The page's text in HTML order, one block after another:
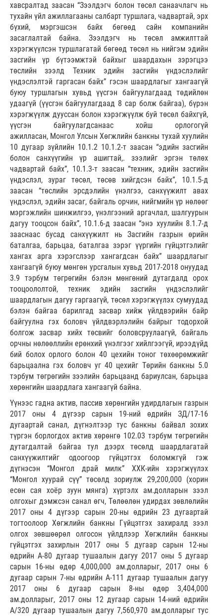
хавсралтад заасан “Зээлдэгч болон төсөл санаачлагч нь
тухайн үйл ажиллагааны салбарт туршлага, чадвартай, эрх
бүхий, мэргэшсэн байх бөгөөд сайн компанийн
засаглалтай байна. Зээлдэгч нь төсөл амжилттай
хэрэгжүүлсэн туршлагатай бөгөөд төсөл нь нийгэм эдийн
засгийн үр бүтээмжтэй байхыг шаардахын зэрэгцээ
төслийн зээлд Техник эдийн засгийн үндэслэлийг
үндэслэлтэй гаргасан байх” гэсэн шаардлагыг хангаагүй
буюу туршлагын хувьд үүсгэн байгуулагдаад төдийлөн
удаагүй (үүсгэн байгуулагдаад 8 сар болж байгаа), бүрэн
хэрэгжүүлж дууссан болон хэрэгжүүлж буй төсөл байхгүй,
үүсгэн байгуулагдсанаас хойш орлогогүй
ажилласан, Монгол Улсын Хөгжлийн банкны тухай хуулийн
10 дугаар зүйлийн 10.1.2 10.1.2-т заасан “эдийн засгийн
болон санхүүгийн үр ашигтай,. зээлийг эргэн төлөх
чадвартай байх”, 10.1.3-т заасан “техник, эдийн засгийн
үндэслэл, зураг төсөл, төсөв хийгдсэн байх”, 10.1.5-д
заасан “төслийн эрсдэлийн үнэлгээ, санхүүжилт авах
үндэслэл, эдийн засаг, байгаль орчин, нийгмийн үр нөлөөг
мэргэжлийн шинжилгээ, үнэлгээний аргачлал, шалгуурын
дагуу тооцсон байх”, 10.1.6-д заасан “энэ хуулийн 8.1.7-д
зааснаас бусад санхүүжилт нь Засгийн газрын өрийн
баталгаа, барьцаа, баталгаа зэрэг үүргийн гүйцэтгэлийг
хангах арга хэрэгслээр хангагдсан байх” шаардлагыг
хангаагүй буюу мөнгөн урсгалын хувьд 2017-2018 онуудад
3.9 тэрбум төгрөгийн бэлэн мөнгөний дутагдалд орох
тооцоололтой, техник эдийн засгийн үндэслэлийг
шаардлагын дагуу гаргаагүй, төсөл хэрэгжүүлэх сумуудад
бэлэн байгаа барилгад засвар хийж үйлдвэрийн байр
байгуулна гэх боловч үйлдвэрлэлийн байрыг тодорхой
болгож засвар хийх төсвийг боловсруулаагүй, байгаль
орчны нөлөөллийн ерөнхий үнэлгээг хийлгээгүй, ирээдүйд
бий болох орлого болон 40 цехийн тоног төхөөрөмжийг
барьцаална гэх боловч уг 40 цехийг Төрийн банкны 5.0
тэрбум төгрөгийн зээлийн барьцаанд бариулсан, барьцаа
хөрөнгийн шаардлага хангаагүй байна.
Үүнээс гадна актив, пассив хөрөнгийн удирдлагын газрын
2017 оны 4 дүгээр сарын 19-ний өдрийн ЗД/17-16
дугаартай санал, дүгнэлтээр тус банкны байвал зохих
түргэн борлогдох актив хөрөнгө 102.03 тэрбум төгрөгийн
дутагдалтай байгаа тул дээрх төсөлд шаардлагатай
санхүүжилтийг одоогоор гүйцэтгэх боломжгүй гэж
дүгнэсэн “Монгол драй милк” ХХК-ийн хэрэгжүүлэх
“Монгол хуурай сүү” төсөлд зориулж 29,200,000 (хорин
есөн сая хоёр зуун мянга) хүртэлх ам.долларын зээл
олгохыг дэмжсэн санал өгч, Төлөөлөн удирдах зөвлөлийн
2017 оны 4 дүгээр сарын 20-ны өдрийн 23 дугаартай
тогтоолоор Хөгжлийн банкны Гүйцэтгэх захиралд зээл
олгох зөвшөөрөл олгосон үйлдлээр Хөгжлийн банкны
гүйцэтгэх захирлын 2017 оны 5 дугаар сарын 12-ны
өдрийн А-80 дугаар тушаалын дагуу 2017 оны 5 дугаар
сарын 16-ны өдөр 4,000,000 ам.долларыг, 2017 оны 6
дугаар сарын 7-ны өдрийн А-111 дугаар тушаалын дагуу
2017 оны 6 дугаар сарын 8-ны өдөр 3,404,000
ам.долларыг, 2017 оны 12 дугаар сарын 14-ний өдрийн
А/320 дугаар тушаалын дагуу 7,560,970 ам.долларыг тус